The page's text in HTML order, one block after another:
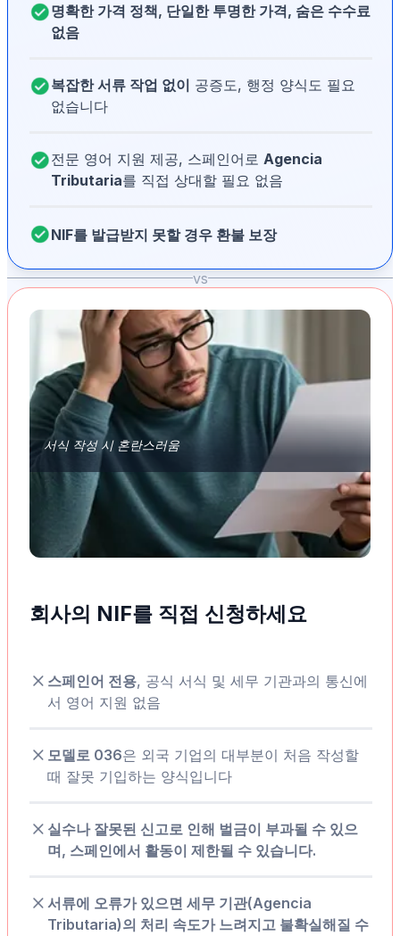
명확한 가격 정책, 단일한 투명한 가격, 숨은 수수료
없음
복잡한 서류 작업 없이 공증도, 행정 양식도 필요
없습니다
전문 영어 지원 제공, 스페인어로 Agencia
Tributaria를 직접 상대할 필요 없음
NIF를 발급받지 못할 경우 환불 보장
vs
서식 작성 시 혼란스러움
회사의 NIF를 직접 신청하세요
스페인어 전용, 공식 서식 및 세무 기관과의 통신에
서 영어 지원 없음
모델로 036은 외국 기업의 대부분이 처음 작성할
때 잘못 기입하는 양식입니다
실수나 잘못된 신고로 인해 벌금이 부과될 수 있으
며, 스페인에서 활동이 제한될 수 있습니다.
서류에 오류가 있으면 세무 기관(Agencia
Tributaria)의 처리 속도가 느려지고 불확실해질 수